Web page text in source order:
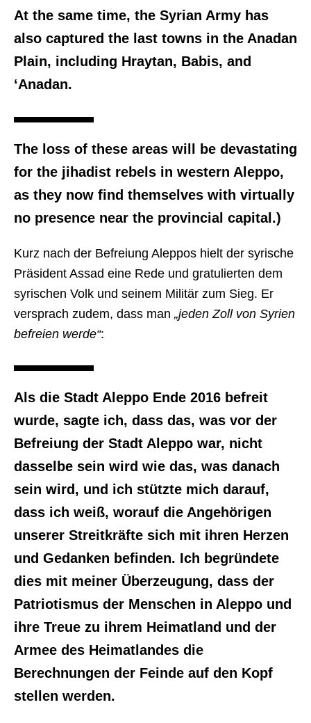
At the same time, the Syrian Army has
also captured the last towns in the Anadan
Plain, including Hraytan, Babis, and
‘Anadan.
The loss of these areas will be devastating
for the jihadist rebels in western Aleppo,
as they now find themselves with virtually
no presence near the provincial capital.)
Kurz nach der Befreiung Aleppos hielt der syrische
Präsident Assad eine Rede und gratulierten dem
syrischen Volk und seinem Militär zum Sieg. Er
versprach zudem, dass man „jeden Zoll von Syrien
befreien werde“:
Als die Stadt Aleppo Ende 2016 befreit
wurde, sagte ich, dass das, was vor der
Befreiung der Stadt Aleppo war, nicht
dasselbe sein wird wie das, was danach
sein wird, und ich stützte mich darauf,
dass ich weiß, worauf die Angehörigen
unserer Streitkräfte sich mit ihren Herzen
und Gedanken befinden. Ich begründete
dies mit meiner Überzeugung, dass der
Patriotismus der Menschen in Aleppo und
ihre Treue zu ihrem Heimatland und der
Armee des Heimatlandes die
Berechnungen der Feinde auf den Kopf
stellen werden.